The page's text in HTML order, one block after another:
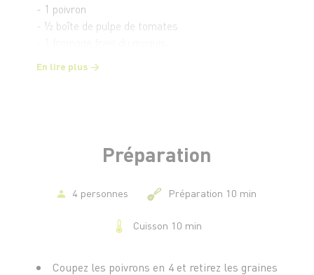
- 1 poivron
- ½ boîte de pulpe de tomates
En lire plus
Préparation
4 personnes Préparation 10 min
Cuisson 10 min
Coupez les poivrons en 4 et retirez les graines